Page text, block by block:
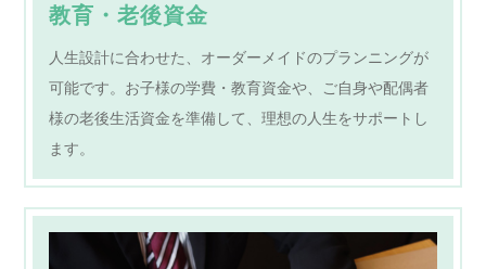
教育・老後資金
人生設計に合わせた、オーダーメイドのプランニングが
可能です。お子様の学費・教育資金や、ご自身や配偶者
様の老後生活資金を準備して、理想の人生をサポートし
ます。